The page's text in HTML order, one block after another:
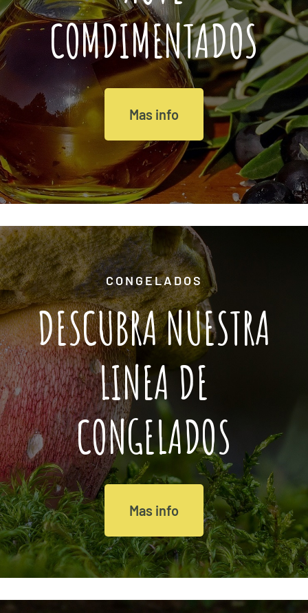
COMDIMENTADOS
Mas info
CONGELADOS
DESCUBRA NUESTRA
LINEA DE
CONGELADOS
Mas info